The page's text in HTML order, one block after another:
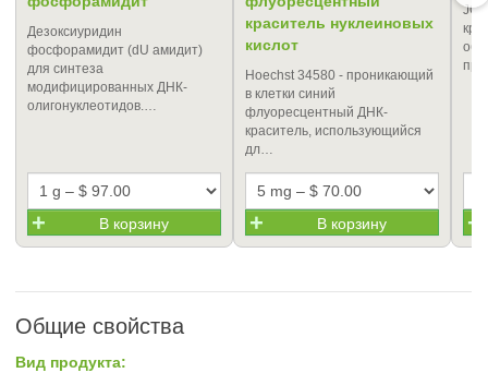
Дезоксиуридин
фосфорамидит (dU амидит)
для синтеза
модифицированных ДНК-
олигонуклеотидов.…
В корзину
краситель нуклеиновых
кислот
Hoechst 34580 - проникающий
в клетки синий
флуоресцентный ДНК-
краситель, использующийся
дл…
В корзину
Общие свойства
Вид продукта: